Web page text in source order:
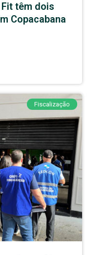
têm dois
Copacabana
Fiscalização